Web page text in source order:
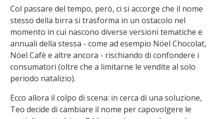
Col passare del tempo, però, ci si accorge che il nome
stesso della birra si trasforma in un ostacolo nel
momento in cui nascono diverse versioni tematiche e
annuali della stessa - come ad esempio Nöel Chocolat,
Nöel Cafè e altre ancora - rischiando di confondere i
consumatori (oltre che a limitarne le vendite al solo
periodo natalizio).
Ecco allora il colpo di scena: in cerca di una soluzione,
Teo decide di cambiare il nome per capovolgere le